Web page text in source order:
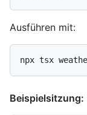
Ausführen mit:
Beispielsitzung: